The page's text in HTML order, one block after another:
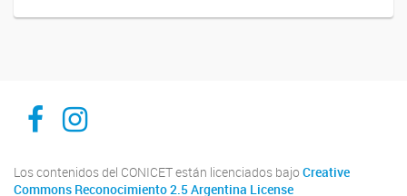
Inibioma-Conicet/Unco
inibiomaabierto
Los contenidos del CONICET están licenciados bajo Creative
Commons Reconocimiento 2.5 Argentina License